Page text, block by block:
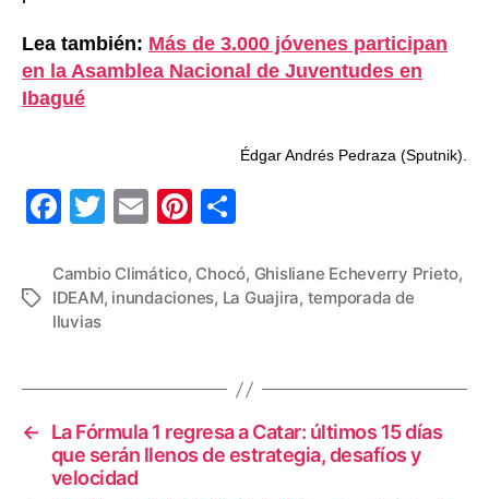
Lea también: Más de 3.000 jóvenes participan
en la Asamblea Nacional de Juventudes en
Ibagué
Édgar Andrés Pedraza (Sputnik).
F
c
e
o
o
k
T
tt
er
E
ail
Pi
er
e
m
p
tir
Etiquetas
Cambio Climático, Chocó, Ghisliane Echeverry Prieto,
IDEAM, inundaciones, La Guajira, temporada de
lluvias
←
La Fórmula 1 regresa a Catar: últimos 15 días
que serán llenos de estrategia, desafíos y
velocidad